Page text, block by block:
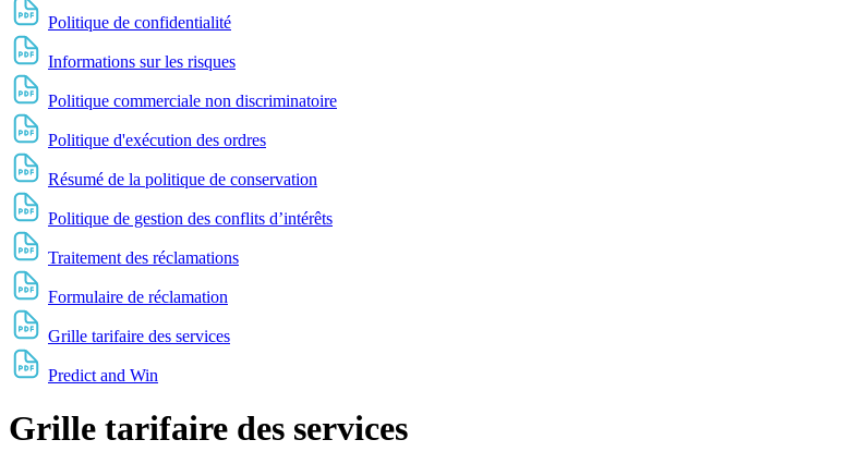
Politique de confidentialité
Informations sur les risques
Politique commerciale non discriminatoire
Politique d'exécution des ordres
Résumé de la politique de conservation
Politique de gestion des conflits d’intérêts
Traitement des réclamations
Formulaire de réclamation
Grille tarifaire des services
Predict and Win
Grille tarifaire des services